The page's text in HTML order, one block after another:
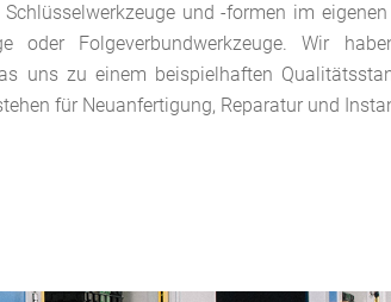
und -formen im
oder Folgeverbundwerkzeuge. Wir
uns zu einem beispielhaften
für Neuanfertigung, Reparatur und